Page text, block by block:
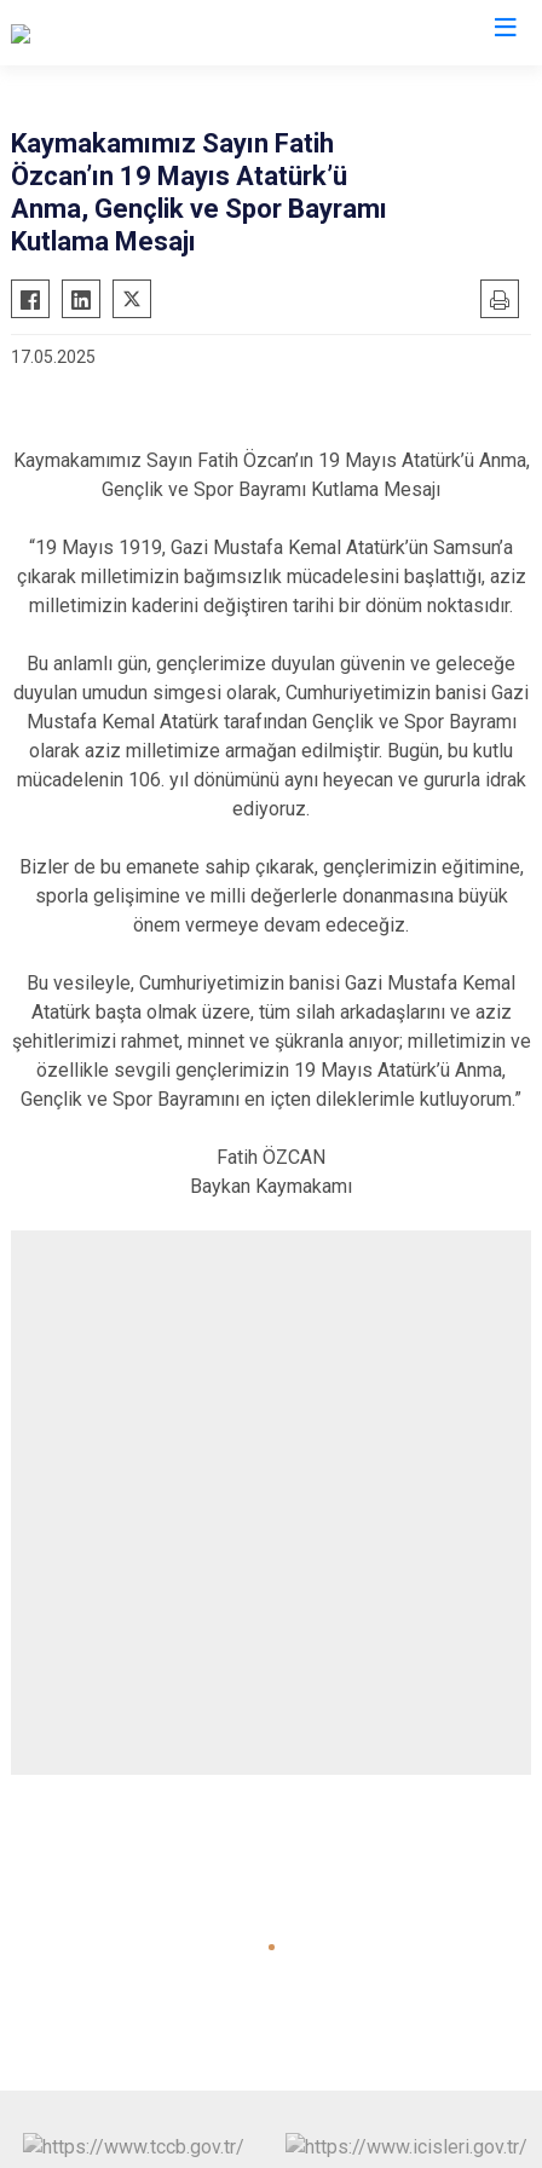
Tillo
Baykan
Kurtalan
Kaymakamımız Sayın Fatih
Özcan’ın 19 Mayıs Atatürk’ü
Anma, Gençlik ve Spor Bayramı
Kutlama Mesajı
17.05.2025
Kaymakamımız Sayın Fatih Özcan’ın 19 Mayıs Atatürk’ü Anma,
Gençlik ve Spor Bayramı Kutlama Mesajı
“19 Mayıs 1919, Gazi Mustafa Kemal Atatürk’ün Samsun’a
çıkarak milletimizin bağımsızlık mücadelesini başlattığı, aziz
milletimizin kaderini değiştiren tarihi bir dönüm noktasıdır.
Bu anlamlı gün, gençlerimize duyulan güvenin ve geleceğe
duyulan umudun simgesi olarak, Cumhuriyetimizin banisi Gazi
Mustafa Kemal Atatürk tarafından Gençlik ve Spor Bayramı
olarak aziz milletimize armağan edilmiştir. Bugün, bu kutlu
mücadelenin 106. yıl dönümünü aynı heyecan ve gururla idrak
ediyoruz.
Bizler de bu emanete sahip çıkarak, gençlerimizin eğitimine,
sporla gelişimine ve milli değerlerle donanmasına büyük
önem vermeye devam edeceğiz.
Bu vesileyle, Cumhuriyetimizin banisi Gazi Mustafa Kemal
Atatürk başta olmak üzere, tüm silah arkadaşlarını ve aziz
şehitlerimizi rahmet, minnet ve şükranla anıyor; milletimizin ve
özellikle sevgili gençlerimizin 19 Mayıs Atatürk’ü Anma,
Gençlik ve Spor Bayramını en içten dileklerimle kutluyorum.”
Fatih ÖZCAN
Baykan Kaymakamı